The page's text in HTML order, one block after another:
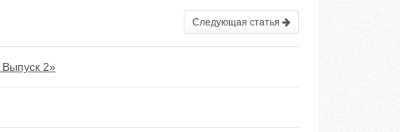
Следующая статья
2»